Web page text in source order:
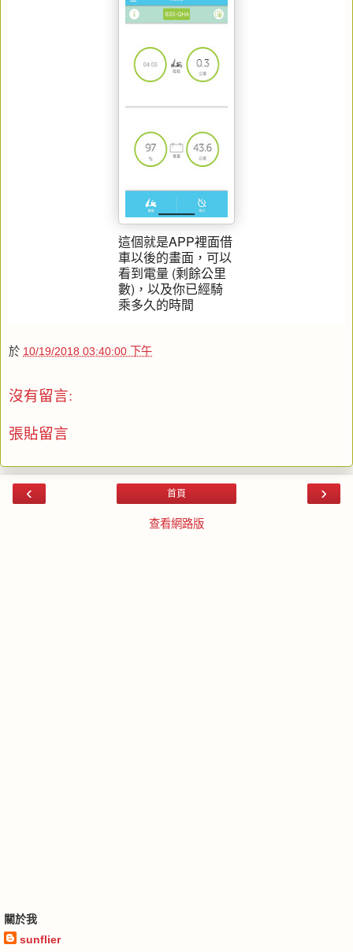
這個就是APP裡面借
車以後的畫面，可以
看到電量 (剩餘公里
數)，以及你已經騎
乘多久的時間
於 10/19/2018 03:40:00 下午
沒有留言:
張貼留言
‹ ›
首頁
查看網路版
關於我
sunflier